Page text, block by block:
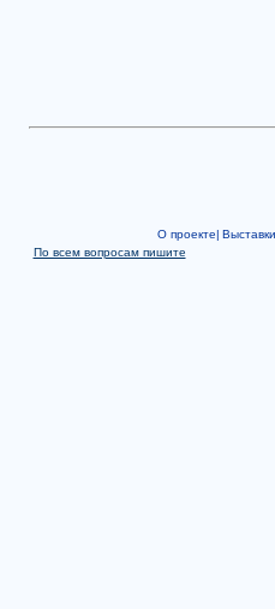
О проекте|
По всем вопросам пишите